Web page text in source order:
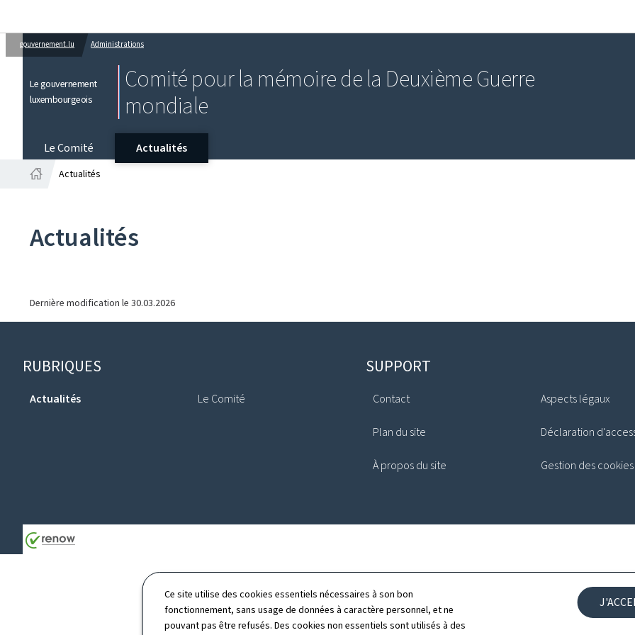
Ce site utilise des cookies essentiels nécessaires à son bon
fonctionnement, sans usage de données à caractère personnel, et ne
pouvant pas être refusés. Des cookies non essentiels sont utilisés à des
gouvernement.lu Administrations
Le gouvernement
luxembourgeois
Comité pour la mémoire de la Deuxième Guerre
mondiale
Le Comité
Actualités
Actualités
Actualités
Dernière modification le 30.03.2026
Pied
de
RUBRIQUES
Actualités Le Comité
SUPPORT
Contact
Plan du site
À propos du site
Aspects légaux
Déclaration
Gestion des cookies